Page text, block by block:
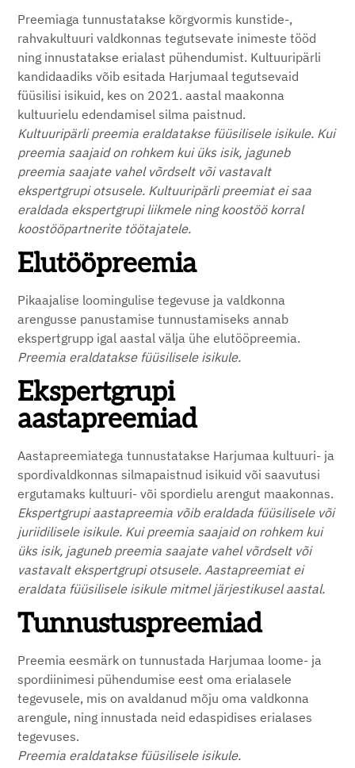
Preemiaga tunnustatakse kõrgvormis kunstide-,
rahvakultuuri valdkonnas tegutsevate inimeste tööd
ning innustatakse erialast pühendumist. Kultuuripärli
kandidaadiks võib esitada Harjumaal tegutsevaid
füüsilisi isikuid, kes on 2021. aastal maakonna
kultuurielu edendamisel silma paistnud.
Kultuuripärli preemia eraldatakse füüsilisele isikule. Kui
preemia saajaid on rohkem kui üks isik, jaguneb
preemia saajate vahel võrdselt või vastavalt
ekspertgrupi otsusele. Kultuuripärli preemiat ei saa
eraldada ekspertgrupi liikmele ning koostöö korral
koostööpartnerite töötajatele.
Elutööpreemia
Pikaajalise loomingulise tegevuse ja valdkonna
arengusse panustamise tunnustamiseks annab
ekspertgrupp igal aastal välja ühe elutööpreemia.
Preemia eraldatakse füüsilisele isikule.
Ekspertgrupi
aastapreemiad
Aastapreemiatega tunnustatakse Harjumaa kultuuri- ja
spordivaldkonnas silmapaistnud isikuid või saavutusi
ergutamaks kultuuri- või spordielu arengut maakonnas.
Ekspertgrupi aastapreemia võib eraldada füüsilisele või
juriidilisele isikule. Kui preemia saajaid on rohkem kui
üks isik, jaguneb preemia saajate vahel võrdselt või
vastavalt ekspertgrupi otsusele. Aastapreemiat ei
eraldata füüsilisele isikule mitmel järjestikusel aastal.
Tunnustuspreemiad
Preemia eesmärk on tunnustada Harjumaa loome- ja
spordiinimesi pühendumise eest oma erialasele
tegevusele, mis on avaldanud mõju oma valdkonna
arengule, ning innustada neid edaspidises erialases
tegevuses.
Preemia eraldatakse füüsilisele isikule.